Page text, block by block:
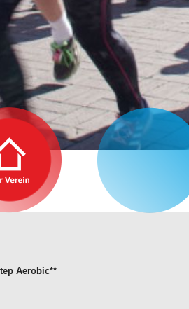
Aerobic**